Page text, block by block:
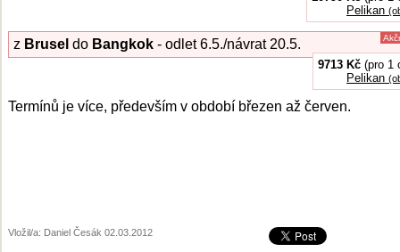
Pelikan
z Brusel do Bangkok - odlet 6.5./návrat 20.5.
9713 Kč (pro 1
Pelikan
Termínů je více, především v období březen až červen.
Vložil/a: Daniel Česák 02.03.2012